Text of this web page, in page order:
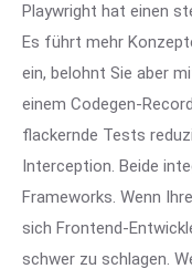
Playwright hat einen
Es führt mehr
ein, belohnt Sie aber
einem Codegen-
flackernde Tests
Interception. Beide
Frameworks. Wenn
sich Frontend-
schwer zu schlagen.